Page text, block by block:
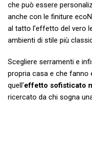
che può essere
anche con le finiture
al tatto l’effetto del vero
ambienti di stile più
Scegliere serramenti e
propria casa e che fanno
quell’effetto sofisticato
ricercato da chi sogna